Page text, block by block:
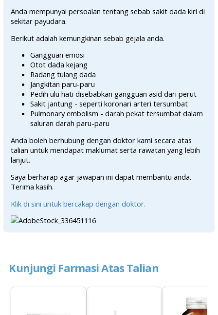
Anda mempunyai persoalan tentang sebab sakit dada kiri di
sekitar payudara.
Berikut adalah kemungkinan sebab gejala anda.
Gangguan emosi
Otot dada kejang
Radang tulang dada
Jangkitan paru-paru
Pedih ulu hati disebabkan gangguan asid dari perut
Sakit jantung - seperti koronari arteri tersumbat
Pulmonary embolism - darah pekat tersumbat dalam
saluran darah paru-paru
Anda boleh berhubung dengan doktor kami secara atas
talian untuk mendapat maklumat serta rawatan yang lebih
lanjut.
Saya berharap agar jawapan ini dapat membantu anda.
Terima kasih.
Klik di sini untuk bercakap dengan doktor.
Kunjungi Farmasi Atas Talian